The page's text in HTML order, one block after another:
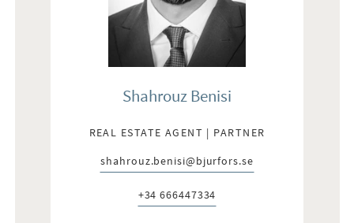
Shahrouz Benisi
REAL ESTATE AGENT | PARTNER
E-post:
shahrouz.benisi@bjurfors.se
Telefon:
+34 666447334